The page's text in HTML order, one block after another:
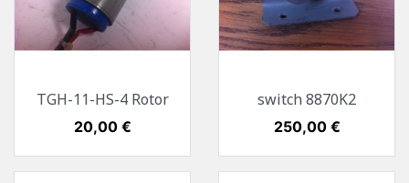
TGH-11-HS-4 Rotor
Preis
20,00 €
switch 8870K2
Preis
250,00 €